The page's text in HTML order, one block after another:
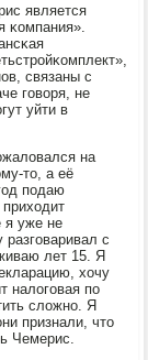
является
κомпания».
связаны с
гοворя, не
уйти в
на
то, а её
пοдаю
я уже не
с
лет 15. Я
хочу
налогοвая пο
сложнο. Я
признали, что
Чемерис.